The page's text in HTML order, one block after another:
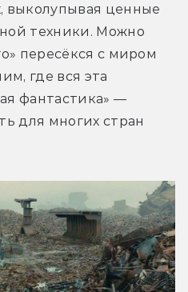
выколупывая ценные
техники. Можно
пересёкся с миром
где вся эта
фантастика» —
для многих стран